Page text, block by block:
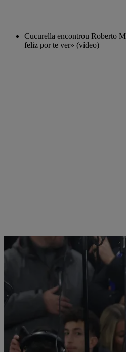
Cucurella encontrou Roberto
feliz por te ver» (vídeo)